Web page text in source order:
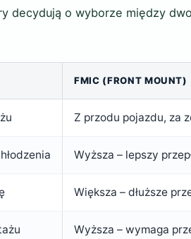
decydują o wyborze między
FMIC (FRONT MOUNT)
Z przodu pojazdu, za
Wyższa – lepszy
Większa – dłuższe
Wyższa – wymaga